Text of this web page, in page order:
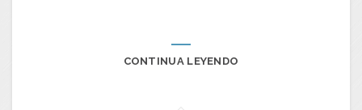
CONTINUA LEYENDO